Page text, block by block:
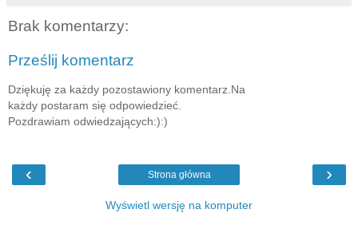
Brak komentarzy:
Prześlij komentarz
Dziękuję za każdy pozostawiony komentarz.Na
każdy postaram się odpowiedzieć.
Pozdrawiam odwiedzających:):)
‹ ›
Strona główna
Wyświetl wersję na komputer